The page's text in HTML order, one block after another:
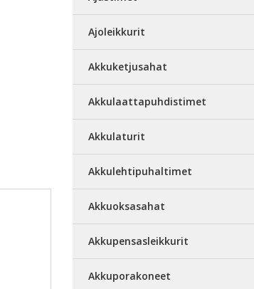
Ajoleikkurit
Akkuketjusahat
Akkulaattapuhdistimet
Akkulaturit
Akkulehtipuhaltimet
Akkuoksasahat
Akkupensasleikkurit
Akkuporakoneet